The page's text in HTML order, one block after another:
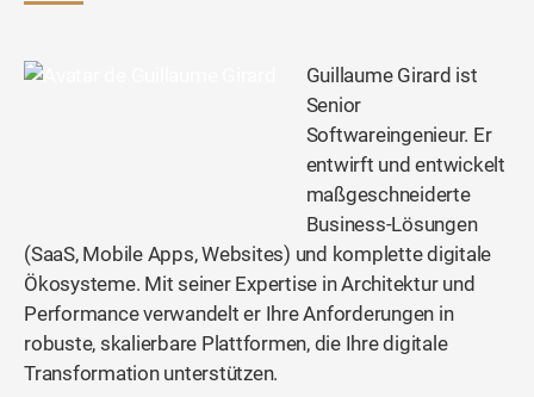
Guillaume Girard ist
Senior
Softwareingenieur. Er
entwirft und entwickelt
maßgeschneiderte
Business-Lösungen
(SaaS, Mobile Apps, Websites) und komplette digitale
Ökosysteme. Mit seiner Expertise in Architektur und
Performance verwandelt er Ihre Anforderungen in
robuste, skalierbare Plattformen, die Ihre digitale
Transformation unterstützen.